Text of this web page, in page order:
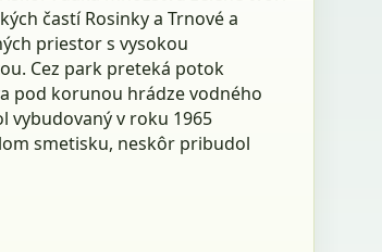
častí Rosinky a Trnové a
priestor s vysokou
Cez park preteká potok
pod korunou hrádze vodného
vybudovaný v roku 1965
smetisku, neskôr pribudol